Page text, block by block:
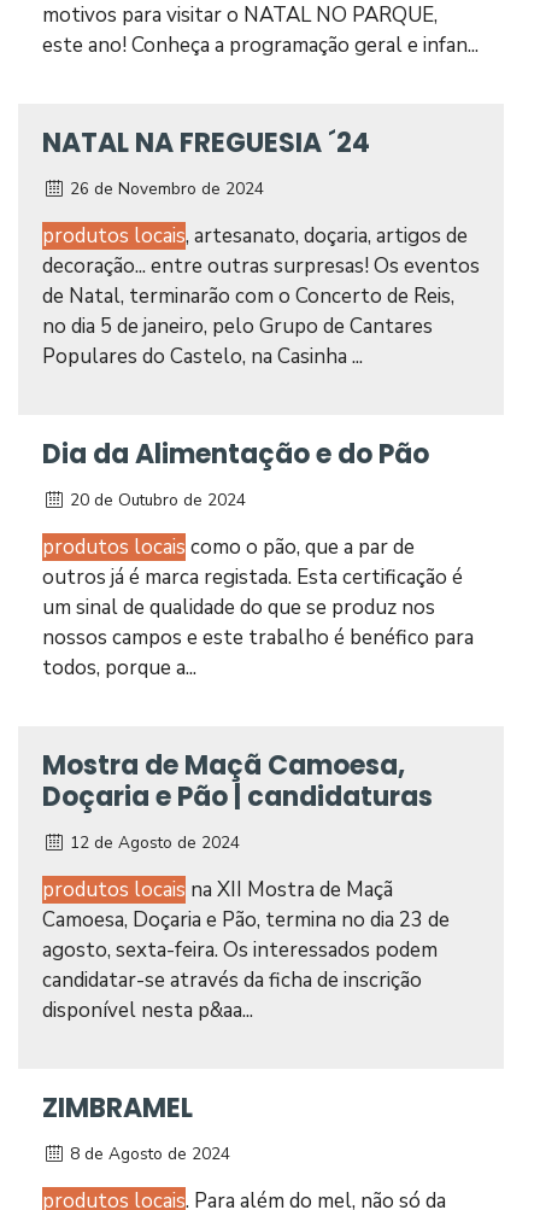
motivos para visitar o NATAL NO PARQUE,
este ano! Conheça a programação geral e infan...
NATAL NA FREGUESIA ´24
26 de Novembro de 2024
produtos locais, artesanato, doçaria, artigos de
decoração... entre outras surpresas! Os eventos
de Natal, terminarão com o Concerto de Reis,
no dia 5 de janeiro, pelo Grupo de Cantares
Populares do Castelo, na Casinha ...
Dia da Alimentação e do Pão
20 de Outubro de 2024
produtos locais como o pão, que a par de
outros já é marca registada. Esta certificação é
um sinal de qualidade do que se produz nos
nossos campos e este trabalho é benéfico para
todos, porque a...
Mostra de Maçã Camoesa,
Doçaria e Pão | candidaturas
12 de Agosto de 2024
produtos locais na XII Mostra de Maçã
Camoesa, Doçaria e Pão, termina no dia 23 de
agosto, sexta-feira. Os interessados podem
candidatar-se através da ficha de inscrição
disponível nesta p&aa...
ZIMBRAMEL
8 de Agosto de 2024
produtos locais. Para além do mel, não só da